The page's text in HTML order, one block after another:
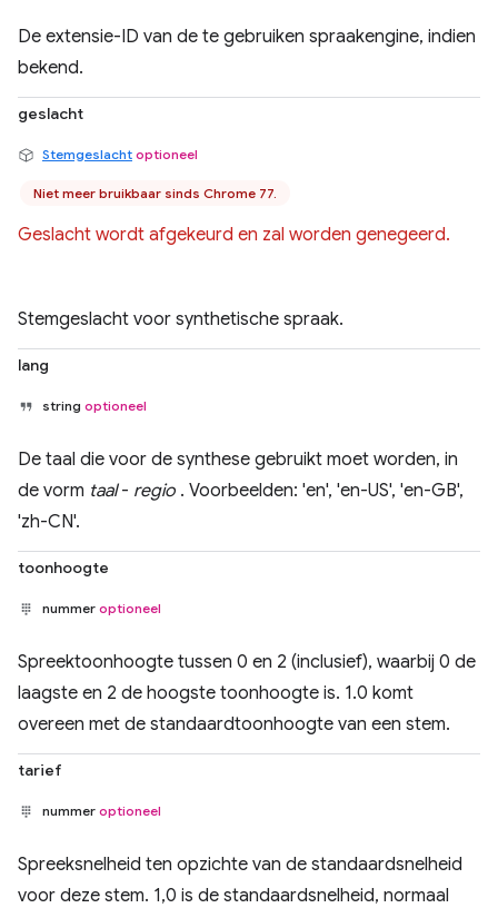
De extensie-ID van de te gebruiken spraakengine, indien
bekend.
geslacht
Stemgeslacht optioneel
Niet meer bruikbaar sinds Chrome 77.
Geslacht wordt afgekeurd en zal worden genegeerd.
Stemgeslacht voor synthetische spraak.
lang
string optioneel
De taal die voor de synthese gebruikt moet worden, in
de vorm taal- regio . Voorbeelden: 'en', 'en-US', 'en-GB',
'zh-CN'.
toonhoogte
nummer optioneel
Spreektoonhoogte tussen 0 en 2 (inclusief), waarbij 0 de
laagste en 2 de hoogste toonhoogte is. 1.0 komt
overeen met de standaardtoonhoogte van een stem.
tarief
nummer optioneel
Spreeksnelheid ten opzichte van de standaardsnelheid
voor deze stem. 1,0 is de standaardsnelheid, normaal